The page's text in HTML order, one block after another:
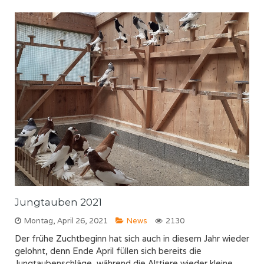
Jungtauben 2021
Montag, April 26, 2021 News 2130
Der frühe Zuchtbeginn hat sich auch in diesem Jahr wieder
gelohnt, denn Ende April füllen sich bereits die